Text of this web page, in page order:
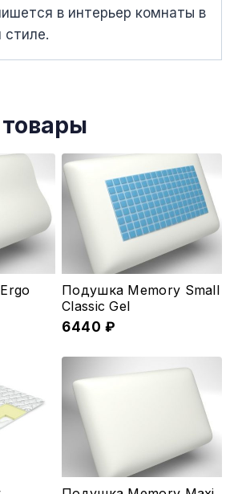
в интерьер комнаты в
Подушка Memory Small
Classic Gel
6440 ₽